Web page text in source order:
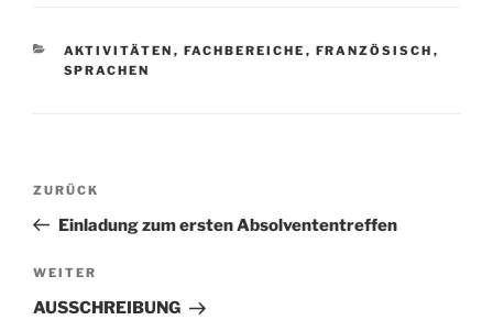
KATEGORIEN
AKTIVITÄTEN , FACHBEREICHE , FRANZÖSISCH ,
SPRACHEN
Beitragsnavigation
Vorheriger
Beitrag
ZURÜCK
Einladung zum ersten Absolvententreffen
Nächster
Beitrag
WEITER
AUSSCHREIBUNG